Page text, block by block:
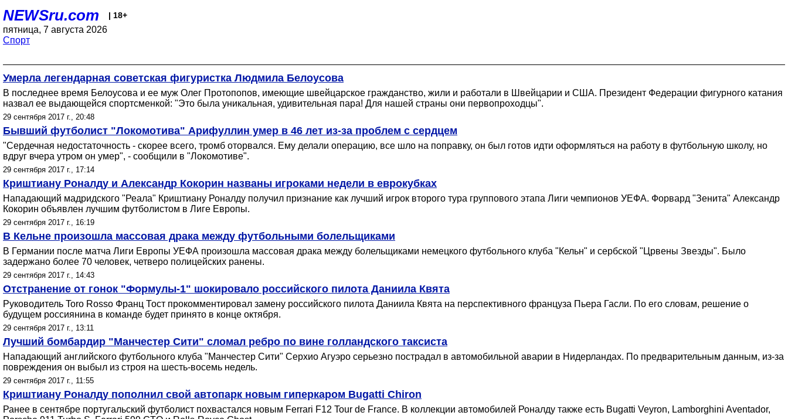
NEWSru.com | 18+
пятница, 7 августа 2026
Спорт
Умерла легендарная советская фигуристка Людмила Белоусова
В последнее время Белоусова и ее муж Олег Протопопов, имеющие швейцарское гражданство, жили и работали в Швейцарии и США. Президент Федерации фигурного катания
назвал ее выдающейся спортсменкой: "Это была уникальная, удивительная пара! Для нашей страны они первопроходцы".
29 сентября 2017 г., 20:48
Бывший футболист "Локомотива" Арифуллин умер в 46 лет из-за проблем с сердцем
"Сердечная недостаточность - скорее всего, тромб оторвался. Ему делали операцию, все шло на поправку, он был готов идти оформляться на работу в футбольную школу, но
вдруг вчера утром он умер", - сообщили в "Локомотиве".
29 сентября 2017 г., 17:14
Криштиану Роналду и Александр Кокорин названы игроками недели в еврокубках
Нападающий мадридского "Реала" Криштиану Роналду получил признание как лучший игрок второго тура группового этапа Лиги чемпионов УЕФА. Форвард "Зенита" Александр
Кокорин объявлен лучшим футболистом в Лиге Европы.
29 сентября 2017 г., 16:19
В Кельне произошла массовая драка между футбольными болельщиками
В Германии после матча Лиги Европы УЕФА произошла массовая драка между болельщиками немецкого футбольного клуба "Кельн" и сербской "Црвены Звезды". Было
задержано более 70 человек, четверо полицейских ранены.
29 сентября 2017 г., 14:43
Отстранение от гонок "Формулы-1" шокировало российского пилота Даниила Квята
Руководитель Toro Rosso Франц Тост прокомментировал замену российского пилота Даниила Квята на перспективного француза Пьера Гасли. По его словам, решение о
будущем россиянина в команде будет принято в конце октября.
29 сентября 2017 г., 13:11
Лучший бомбардир "Манчестер Сити" сломал ребро по вине голландского таксиста
Нападающий английского футбольного клуба "Манчестер Сити" Серхио Агуэро серьезно пострадал в автомобильной аварии в Нидерландах. По предварительным данным, из-за
повреждения он выбыл из строя на шесть-восемь недель.
29 сентября 2017 г., 11:55
Криштиану Роналду пополнил свой автопарк новым гиперкаром Bugatti Chiron
Ранее в сентябре португальский футболист похвастался новым Ferrari F12 Tour de France. В коллекции автомобилей Роналду также есть Bugatti Veyron, Lamborghini Aventador,